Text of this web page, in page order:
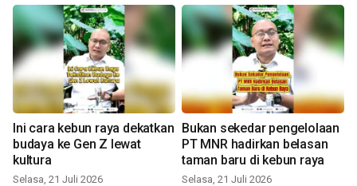
Ini cara kebun raya dekatkan
budaya ke Gen Z lewat
kultura
Selasa, 21 Juli 2026
Bukan sekedar pengelolaan
PT MNR hadirkan belasan
taman baru di kebun raya
Selasa, 21 Juli 2026